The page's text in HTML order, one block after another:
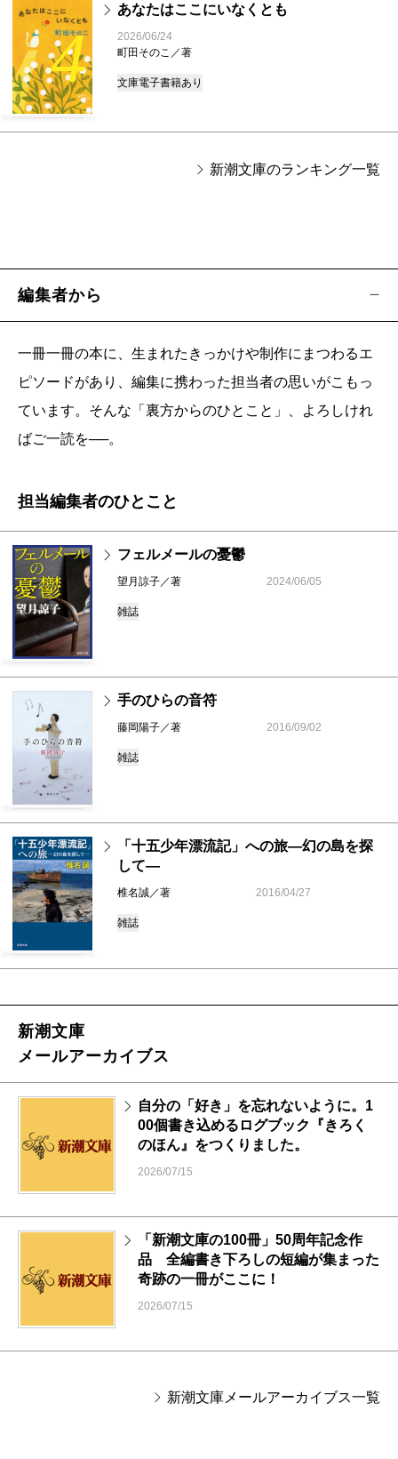
4
あなたはここにいなくとも
2026/06/24
町田そのこ／著
文庫電子書籍あり
新潮文庫のランキング一覧
編集者から
一冊一冊の本に、生まれたきっかけや制作にまつわるエ
ピソードがあり、編集に携わった担当者の思いがこもっ
ています。そんな「裏方からのひとこと」、よろしけれ
ばご一読を──。
担当編集者のひとこと
フェルメールの憂鬱
望月諒子／著 2024/06/05
雑誌
手のひらの音符
藤岡陽子／著 2016/09/02
雑誌
「十五少年漂流記」への旅―幻の島を探
して―
椎名誠／著 2016/04/27
雑誌
新潮文庫
メールアーカイブス
自分の「好き」を忘れないように。1
00個書き込めるログブック『きろく
のほん』をつくりました。
2026/07/15
「新潮文庫の100冊」50周年記念作
品 全編書き下ろしの短編が集まった
奇跡の一冊がここに！
2026/07/15
新潮文庫メールアーカイブス一覧